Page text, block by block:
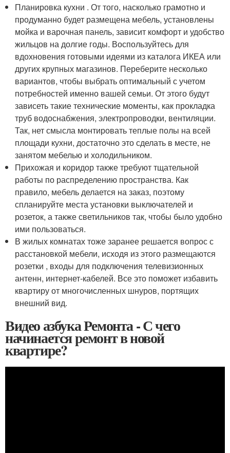
Планировка кухни . От того, насколько грамотно и
продуманно будет размещена мебель, установлены
мойка и варочная панель, зависит комфорт и удобство
жильцов на долгие годы. Воспользуйтесь для
вдохновения готовыми идеями из каталога ИКЕА или
других крупных магазинов. Переберите несколько
вариантов, чтобы выбрать оптимальный с учетом
потребностей именно вашей семьи. От этого будут
зависеть такие технические моменты, как прокладка
труб водоснабжения, электропроводки, вентиляции.
Так, нет смысла монтировать теплые полы на всей
площади кухни, достаточно это сделать в месте, не
занятом мебелью и холодильником.
Прихожая и коридор также требуют тщательной
работы по распределению пространства. Как
правило, мебель делается на заказ, поэтому
спланируйте места установки выключателей и
розеток, а также светильников так, чтобы было удобно
ими пользоваться.
В жилых комнатах тоже заранее решается вопрос с
расстановкой мебели, исходя из этого размещаются
розетки , входы для подключения телевизионных
антенн, интернет-кабелей. Все это поможет избавить
квартиру от многочисленных шнуров, портящих
внешний вид.
Видео азбука Ремонта - С чего
начинается ремонт в новой
квартире?